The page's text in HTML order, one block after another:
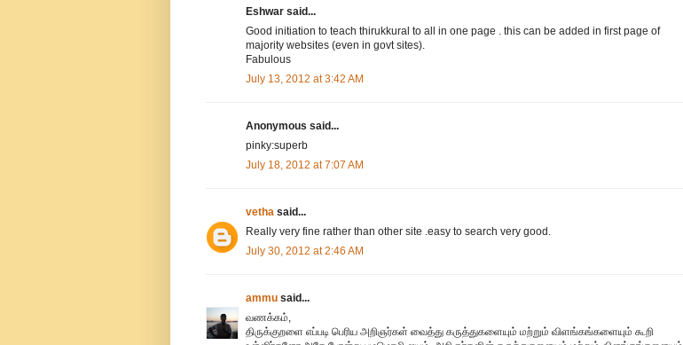
Eshwar said...
Good initiation to teach thirukkural to all in one page . this can be added in first page of
majority websites (even in govt sites).
Fabulous
July 13, 2012 at 3:42 AM
Anonymous said...
pinky:superb
July 18, 2012 at 7:07 AM
vetha said...
Really very fine rather than other site .easy to search very good.
July 30, 2012 at 2:46 AM
ammu said...
வணக்கம்,
திருக்குறளை எப்படி பெரிய அறிஞர்கள் வைத்து கருத்துகளையும் மற்றும் விளங்கங்களையும் கூறி